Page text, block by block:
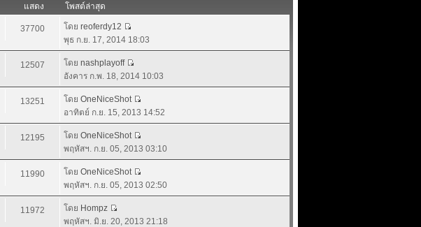
แสดง
โพสต์ล่าสุด
37700 โดย reoferdy12
พุธ ก.ย. 17, 2014 18:03
12507 โดย nashplayoff
อังคาร ก.พ. 18, 2014 10:03
13251 โดย OneNiceShot
อาทิตย์ ก.ย. 15, 2013 14:52
12195 โดย OneNiceShot
พฤหัสฯ. ก.ย. 05, 2013 03:10
11990 โดย OneNiceShot
พฤหัสฯ. ก.ย. 05, 2013 02:50
11972 โดย Hompz
พฤหัสฯ. มิ.ย. 20, 2013 21:18